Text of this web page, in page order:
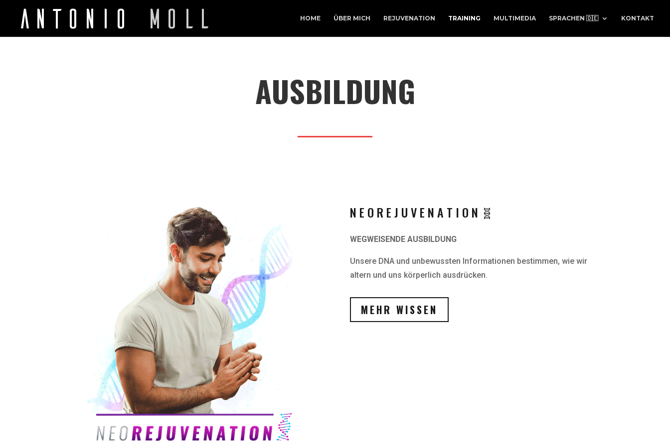
HOME ÜBER MICH REJUVENATION TRAINING MULTIMEDIA SPRACHEN 🇩🇪 KONTAKT
AUSBILDUNG
N E O R E J U V E N A T I O N 🧬
WEGWEISENDE AUSBILDUNG
Unsere DNA und unbewussten Informationen bestimmen, wie wir
altern und uns körperlich ausdrücken.
MEHR WISSEN